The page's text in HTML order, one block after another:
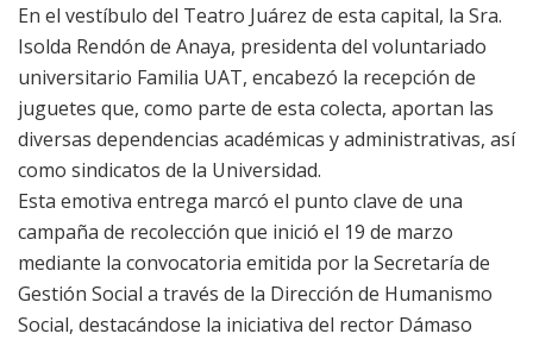
​En el vestíbulo del Teatro Juárez de esta capital, la Sra.
Isolda Rendón de Anaya, presidenta del voluntariado
universitario Familia UAT, encabezó la recepción de
juguetes que, como parte de esta colecta, aportan las
diversas dependencias académicas y administrativas, así
como sindicatos de la Universidad.
Esta emotiva entrega marcó el punto clave de una
campaña de recolección que inició el 19 de marzo
mediante la convocatoria emitida por la Secretaría de
Gestión Social a través de la Dirección de Humanismo
Social, destacándose la iniciativa del rector Dámaso